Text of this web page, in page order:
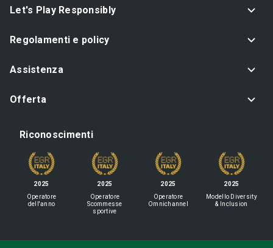
Let's Play Responsibly
Regolamenti e policy
Assistenza
Offerta
Riconoscimenti
2025
Operatore
dell'anno
2025
Operatore
Scommesse
sportive
2025
Operatore
Omnichannel
2025
Modello Diversity
& Inclusion